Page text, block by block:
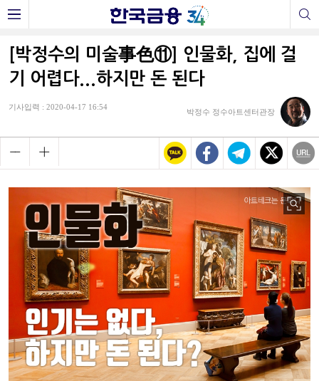
[박정수의 미술事色⑪] 인물화, 집에 걸
기 어렵다...하지만 돈 된다
기사입력 : 2020-04-17 16:54
박정수 정수아트센터관장